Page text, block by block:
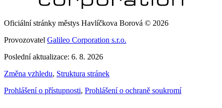
Oficiální stránky městys Havlíčkova Borová © 2026
Provozovatel Galileo Corporation s.r.o.
Poslední aktualizace: 6. 8. 2026
Změna vzhledu, Struktura stránek
Prohlášení o přístupnosti, Prohlášení o ochraně soukromí